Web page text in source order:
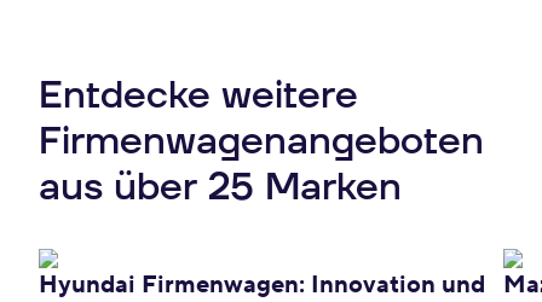
Entdecke weitere
Firmenwagenangeboten
aus über 25 Marken
Hyundai Firmenwagen: Innovation und